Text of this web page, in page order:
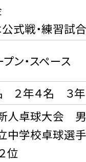
公式戦・練習試合
ン・スペース
２年４名 ３
人卓球大会 男
中学校卓球
位